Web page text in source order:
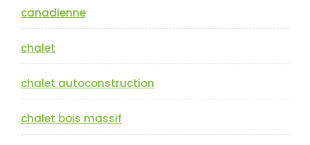
canadienne
chalet
chalet autoconstruction
chalet bois massif